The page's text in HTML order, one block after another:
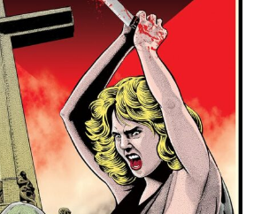
El legado
de la categoría ‘S’”
Muestra de Cine Español 2026